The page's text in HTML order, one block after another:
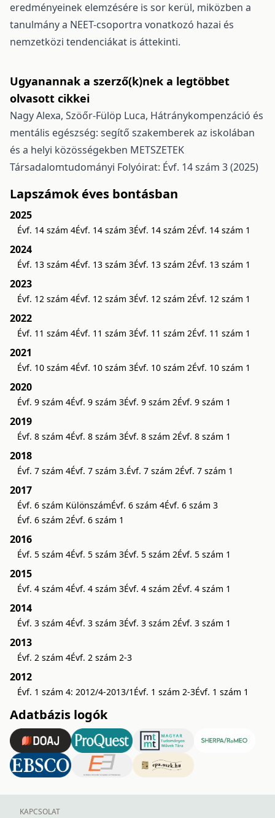
eredményeinek elemzésére is sor kerül, miközben a
tanulmány a NEET-csoportra vonatkozó hazai és
nemzetközi tendenciákat is áttekinti.
Ugyanannak a szerző(k)nek a legtöbbet
olvasott cikkei
Nagy Alexa, Szöőr-Fülöp Luca, Hátránykompenzáció és
mentális egészség: segítő szakemberek az iskolában
és a helyi közösségekben METSZETEK
Társadalomtudományi Folyóirat: Évf. 14 szám 3 (2025)
Lapszámok éves bontásban
2025
Évf. 14 szám 4Évf. 14 szám 3Évf. 14 szám 2Évf. 14 szám 1
2024
Évf. 13 szám 4Évf. 13 szám 3Évf. 13 szám 2Évf. 13 szám 1
2023
Évf. 12 szám 4Évf. 12 szám 3Évf. 12 szám 2Évf. 12 szám 1
2022
Évf. 11 szám 4Évf. 11 szám 3Évf. 11 szám 2Évf. 11 szám 1
2021
Évf. 10 szám 4Évf. 10 szám 3Évf. 10 szám 2Évf. 10 szám 1
2020
Évf. 9 szám 4Évf. 9 szám 3Évf. 9 szám 2Évf. 9 szám 1
2019
Évf. 8 szám 4Évf. 8 szám 3Évf. 8 szám 2Évf. 8 szám 1
2018
Évf. 7 szám 4Évf. 7 szám 3.Évf. 7 szám 2Évf. 7 szám 1
2017
Évf. 6 szám KülönszámÉvf. 6 szám 4Évf. 6 szám 3
Évf. 6 szám 2Évf. 6 szám 1
2016
Évf. 5 szám 4Évf. 5 szám 3Évf. 5 szám 2Évf. 5 szám 1
2015
Évf. 4 szám 4Évf. 4 szám 3Évf. 4 szám 2Évf. 4 szám 1
2014
Évf. 3 szám 4Évf. 3 szám 3Évf. 3 szám 2Évf. 3 szám 1
2013
Évf. 2 szám 4Évf. 2 szám 2-3
2012
Évf. 1 szám 4: 2012/4-2013/1 Évf. 1 szám 2-3Évf. 1 szám 1
Adatbázis logók
KAPCSOLAT